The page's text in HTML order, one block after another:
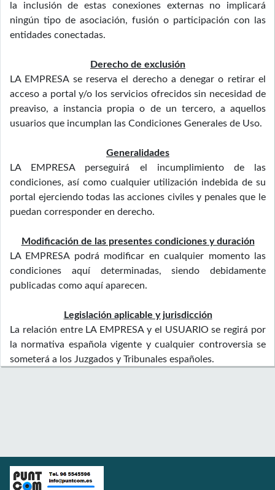
la inclusión de estas conexiones externas no implicará
ningún tipo de asociación, fusión o participación con las
entidades conectadas.
Derecho de exclusión
LA EMPRESA se reserva el derecho a denegar o retirar el
acceso a portal y/o los servicios ofrecidos sin necesidad de
preaviso, a instancia propia o de un tercero, a aquellos
usuarios que incumplan las Condiciones Generales de Uso.
Generalidades
LA EMPRESA perseguirá el incumplimiento de las
condiciones, así como cualquier utilización indebida de su
portal ejerciendo todas las acciones civiles y penales que le
puedan corresponder en derecho.
Modificación de las presentes condiciones y duración
LA EMPRESA podrá modificar en cualquier momento las
condiciones aquí determinadas, siendo debidamente
publicadas como aquí aparecen.
Legislación aplicable y jurisdicción
La relación entre LA EMPRESA y el USUARIO se regirá por
la normativa española vigente y cualquier controversia se
someterá a los Juzgados y Tribunales españoles.